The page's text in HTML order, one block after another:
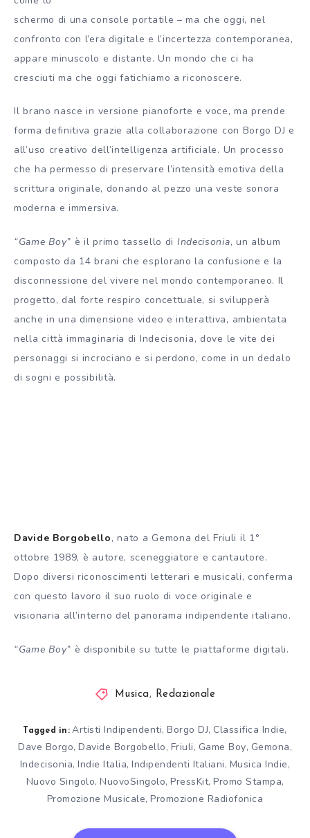
schermo di una console portatile – ma che oggi, nel
confronto con l’era digitale e l’incertezza contemporanea,
appare minuscolo e distante. Un mondo che ci ha
cresciuti ma che oggi fatichiamo a riconoscere.
Il brano nasce in versione pianoforte e voce, ma prende
forma definitiva grazie alla collaborazione con Borgo DJ e
all’uso creativo dell’intelligenza artificiale. Un processo
che ha permesso di preservare l’intensità emotiva della
scrittura originale, donando al pezzo una veste sonora
moderna e immersiva.
“Game Boy” è il primo tassello di Indecisonia, un album
composto da 14 brani che esplorano la confusione e la
disconnessione del vivere nel mondo contemporaneo. Il
progetto, dal forte respiro concettuale, si svilupperà
anche in una dimensione video e interattiva, ambientata
nella città immaginaria di Indecisonia, dove le vite dei
personaggi si incrociano e si perdono, come in un dedalo
di sogni e possibilità.
Davide Borgobello, nato a Gemona del Friuli il 1°
ottobre 1989, è autore, sceneggiatore e cantautore.
Dopo diversi riconoscimenti letterari e musicali, conferma
con questo lavoro il suo ruolo di voce originale e
visionaria all’interno del panorama indipendente italiano.
“Game Boy” è disponibile su tutte le piattaforme digitali.
Musica, Redazionale
Tagged in: Artisti Indipendenti,Borgo DJ, Classifica Indie,
Dave Borgo, Davide Borgobello, Friuli, Game Boy, Gemona,
Indecisonia,Indie Italia,Indipendenti Italiani, Musica Indie,
Nuovo Singolo, NuovoSingolo, PressKit, Promo Stampa,
Promozione Musicale,Promozione Radiofonica